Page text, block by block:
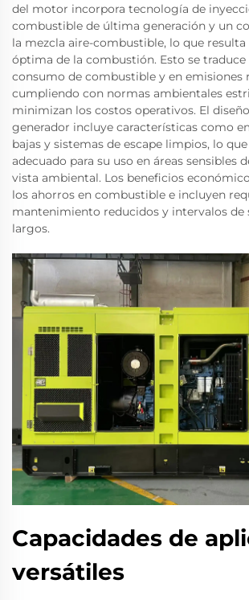
del motor incorpora tecnología de
combustible de última generación y un
la mezcla aire-combustible, lo que resulta
óptima de la combustión. Esto se
consumo de combustible y en emisiones
cumpliendo con normas ambientales
minimizan los costos operativos. El
generador incluye características como
bajas y sistemas de escape limpios, lo
adecuado para su uso en áreas sensibles
vista ambiental. Los beneficios
los ahorros en combustible e incluyen
mantenimiento reducidos y intervalos de
largos.
Capacidades de
versátiles